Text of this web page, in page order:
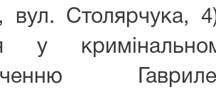
вул. Столярчука,
у